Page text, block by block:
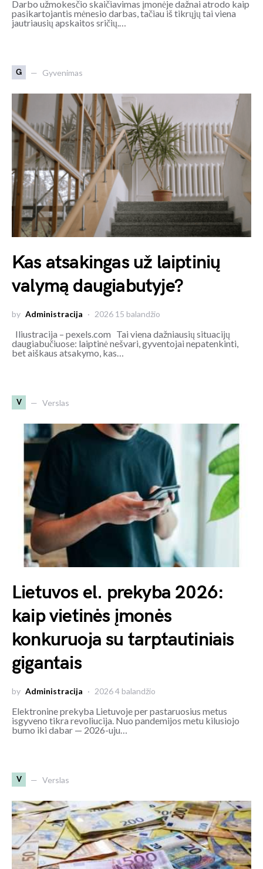
Darbo užmokesčio skaičiavimas įmonėje dažnai atrodo kaip
pasikartojantis mėnesio darbas, tačiau iš tikrųjų tai viena
jautriausių apskaitos sričių.…
G Gyvenimas
Kas atsakingas už laiptinių
valymą daugiabutyje?
by Administracija 2026 15 balandžio
Iliustracija – pexels.com Tai viena dažniausių situacijų
daugiabučiuose: laiptinė nešvari, gyventojai nepatenkinti,
bet aiškaus atsakymo, kas…
V Verslas
Lietuvos el. prekyba 2026:
kaip vietinės įmonės
konkuruoja su tarptautiniais
gigantais
by Administracija 2026 4 balandžio
Elektronine prekyba Lietuvoje per pastaruosius metus
isgyveno tikra revoliucija. Nuo pandemijos metu kilusiojo
bumo iki dabar — 2026-uju…
V Verslas